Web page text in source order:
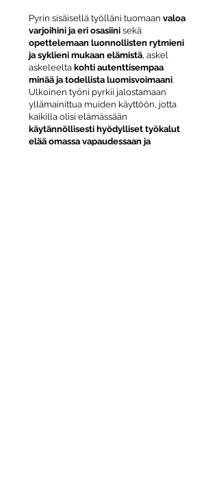
Pyrin sisäisellä työlläni tuomaan valoa
varjoihini ja eri osasiini sekä
opettelemaan luonnollisten rytmieni
ja syklieni mukaan elämistä, askel
askeleelta kohti autenttisempaa
minää ja todellista luomisvoimaani.
Ulkoinen työni pyrkii jalostamaan
yllämainittua muiden käyttöön, jotta
kaikilla olisi elämässään
käytännöllisesti hyödylliset työkalut
elää omassa vapaudessaan ja